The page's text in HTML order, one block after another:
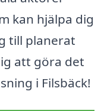
kan hjälpa dig
till planerat
att göra det
i Filsbäck!